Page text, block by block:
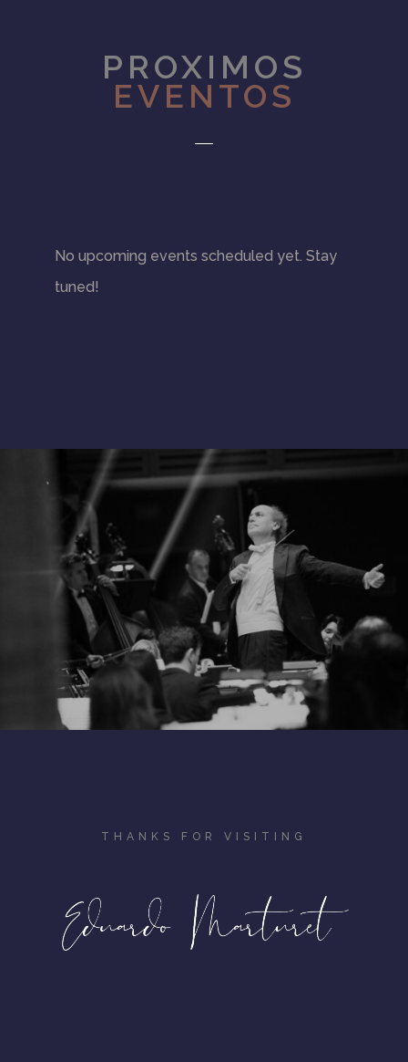
PROXIMOS
EVENTOS
No upcoming events scheduled yet. Stay
tuned!
THANKS FOR VISITING